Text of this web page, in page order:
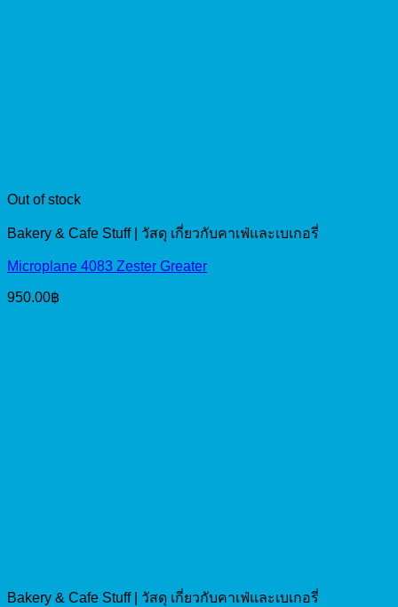
Out of stock
Bakery & Cafe Stuff | วัสดุ เกี่ยวกับคาเฟ่และเบเกอรี่
Microplane 4083 Zester Greater
950.00฿
Bakery & Cafe Stuff | วัสดุ เกี่ยวกับคาเฟ่และเบเกอรี่